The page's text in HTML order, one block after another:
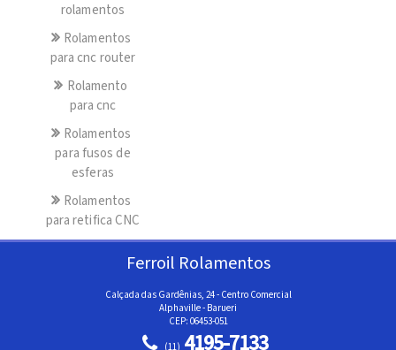
rolamentos
Rolamentos
para cnc router
Rolamento
para cnc
Rolamentos
para fusos de
esferas
Rolamentos
para retifica CNC
Ferroil Rolamentos
Calçada das Gardênias, 24 - Centro Comercial
Alphaville - Barueri
CEP: 06453-051
(11) 4195-7133